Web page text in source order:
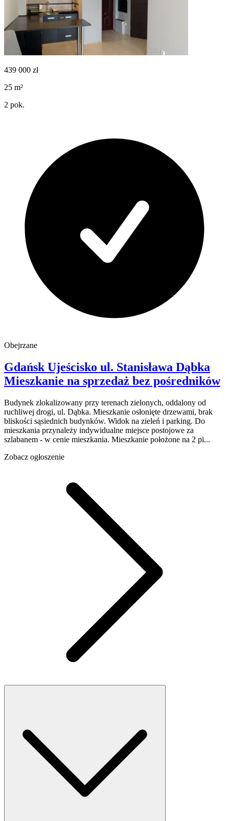
439 000 zł
25 m²
2 pok.
Obejrzane
Gdańsk Ujeścisko ul. Stanisława Dąbka
Mieszkanie na sprzedaż bez pośredników
Budynek zlokalizowany przy terenach zielonych, oddalony od
ruchliwej drogi, ul. Dąbka. Mieszkanie osłonięte drzewami, brak
bliskości sąsiednich budynków. Widok na zieleń i parking. Do
mieszkania przynależy indywidualne miejsce postojowe za
szlabanem - w cenie mieszkania. Mieszkanie położone na 2 pi...
Zobacz ogłoszenie